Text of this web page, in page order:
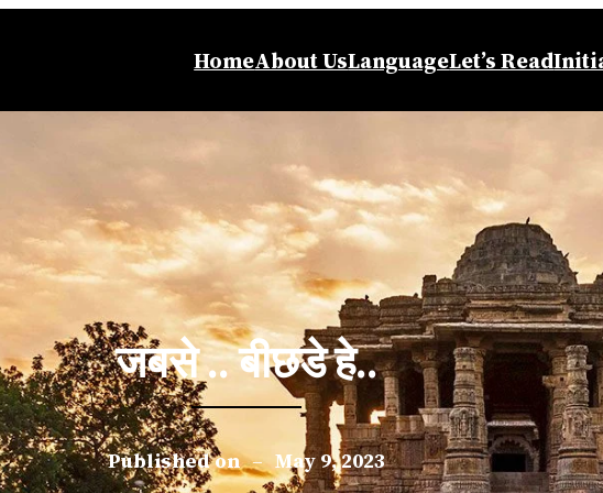
HomeAbout UsLanguageLet’s Read
जबसे .. बीछडे हे..
Published on – May 9, 2023